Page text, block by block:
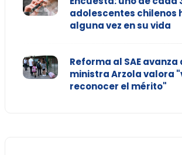
adolescentes chilenos
alguna vez en su vida
Reforma al SAE avanza
ministra Arzola valora
reconocer el mérito"